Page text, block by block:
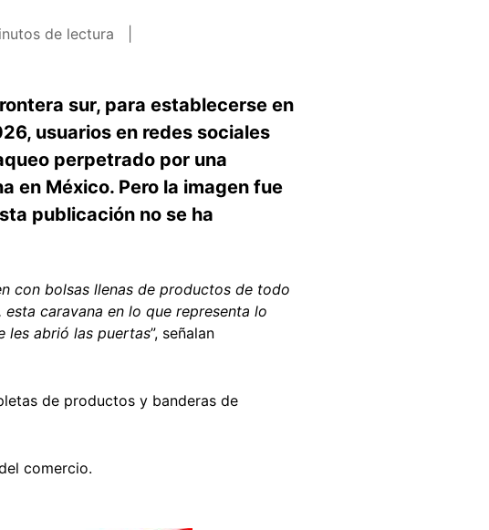
de lectura
sur, para establecerse en
usuarios en redes sociales
perpetrado por una
en México. Pero la imagen fue
publicación no se ha
con bolsas llenas de productos de todo
caravana en lo que representa lo
les abrió las puertas”, señalan
de productos y banderas de
comercio.